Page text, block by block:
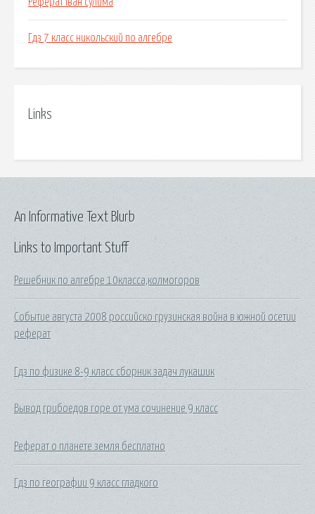
Реферат іван сулима
Гдз 7 класс никольский по алгебре
Links
Links to Important Stuff
Решебник по алгебре 10класса,колмогоров
Событие августа 2008 российско грузинская война в южной осетии
реферат
Гдз по физике 8-9 класс сборник задач лукашик
Вывод грибоедов горе от ума сочинение 9 класс
Реферат о планете земля бесплатно
Гдз по географии 9 класс гладкого
An Informative Text Blurb